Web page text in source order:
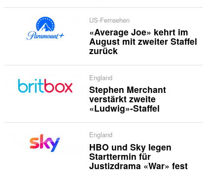
US-Fernsehen
«Average Joe» kehrt im
August mit zweiter Staffel
zurück
England
Stephen Merchant
verstärkt zweite
«Ludwig»-Staffel
England
HBO und Sky legen
Starttermin für
Justizdrama «War» fest